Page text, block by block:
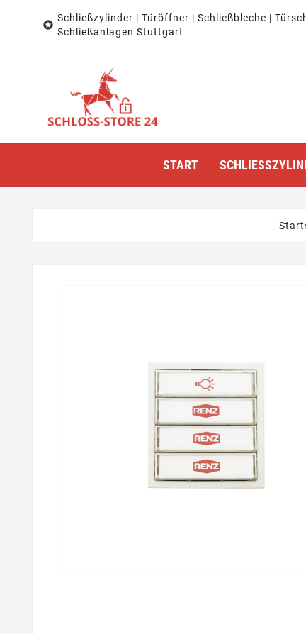

Schließzylinder | Türöffner | Schließbleche |
Schließanlagen Stuttgart
START